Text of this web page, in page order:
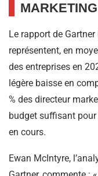
Le rapport de
représentent, en
des entreprises en
légère baisse en
% des directeur
budget suffisant pour
en cours.
Ewan McIntyre,